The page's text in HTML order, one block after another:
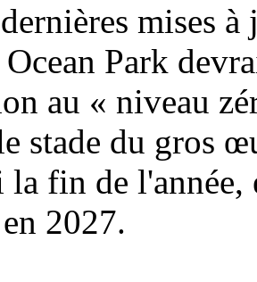
mises
Park
au « niveau
stade du gros
fin de
2027.